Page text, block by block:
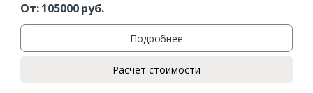
От:105000руб.
Подробнее
Расчет стоимости